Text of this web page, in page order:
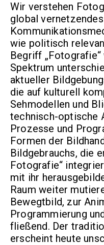
Wir verstehen
global vernetzendes
wie politisch
Begriff
Spektrum
aktueller
die auf kulturell
Sehmodellen und
technisch-optische
Prozesse und
Formen der
Bildgebrauchs, die
Fotografie“
mit ihr
Raum weiter
Bewegtbild, zur
Programmierung
fließend. Der
erscheint heute